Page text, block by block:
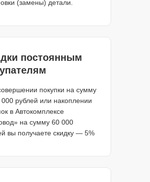
(замены) детали.
постоянным
покупки на сумму
000 рублей или накоплении
в Автокомплексе
на сумму 60 000
вы получаете скидку — 5%